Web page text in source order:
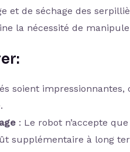
et de séchage des
la nécessité de
soient
: Le robot n’accepte
supplémentaire à long